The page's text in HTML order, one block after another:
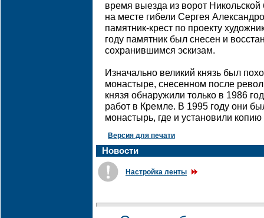
время выезда из ворот
на месте гибели Сергея
памятник-крест по проекту
году памятник был снесен и
сохранившимся эскизам.
Изначально великий князь был
монастыре, снесенном после
князя обнаружили только в 1986
работ в Кремле. В 1995 году они
монастырь, где и установили копию
Версия для печати
Новости
Настройка ленты